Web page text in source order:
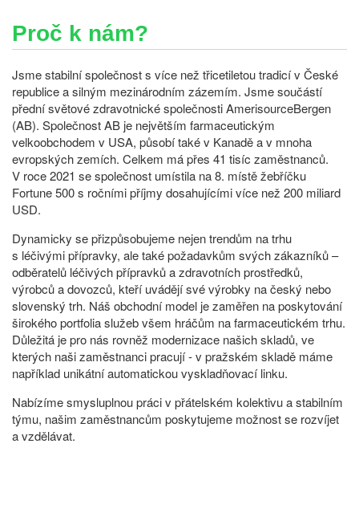
Proč k nám?
Jsme stabilní společnost s více než třicetiletou tradicí v České
republice a silným mezinárodním zázemím. Jsme součástí
přední světové zdravotnické společnosti AmerisourceBergen
(AB). Společnost AB je největším farmaceutickým
velkoobchodem v USA, působí také v Kanadě a v mnoha
evropských zemích. Celkem má přes 41 tisíc zaměstnanců.
V roce 2021 se společnost umístila na 8. místě žebříčku
Fortune 500 s ročními příjmy dosahujícími více než 200 miliard
USD.
Dynamicky se přizpůsobujeme nejen trendům na trhu
s léčivými přípravky, ale také požadavkům svých zákazníků –
odběratelů léčivých přípravků a zdravotních prostředků,
výrobců a dovozců, kteří uvádějí své výrobky na český nebo
slovenský trh. Náš obchodní model je zaměřen na poskytování
širokého portfolia služeb všem hráčům na farmaceutickém trhu.
Důležitá je pro nás rovněž modernizace našich skladů, ve
kterých naši zaměstnanci pracují - v pražském skladě máme
například unikátní automatickou vyskladňovací linku.
Nabízíme smysluplnou práci v přátelském kolektivu a stabilním
týmu, našim zaměstnancům poskytujeme možnost se rozvíjet
a vzdělávat.